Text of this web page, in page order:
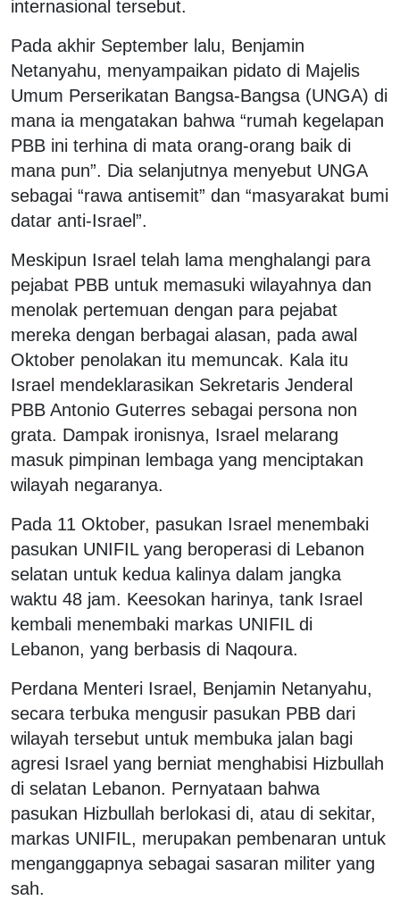
internasional tersebut.
Pada akhir September lalu, Benjamin
Netanyahu, menyampaikan pidato di Majelis
Umum Perserikatan Bangsa-Bangsa (UNGA) di
mana ia mengatakan bahwa “rumah kegelapan
PBB ini terhina di mata orang-orang baik di
mana pun”. Dia selanjutnya menyebut UNGA
sebagai “rawa antisemit” dan “masyarakat bumi
datar anti-Israel”.
Meskipun Israel telah lama menghalangi para
pejabat PBB untuk memasuki wilayahnya dan
menolak pertemuan dengan para pejabat
mereka dengan berbagai alasan, pada awal
Oktober penolakan itu memuncak. Kala itu
Israel mendeklarasikan Sekretaris Jenderal
PBB Antonio Guterres sebagai persona non
grata. Dampak ironisnya, Israel melarang
masuk pimpinan lembaga yang menciptakan
wilayah negaranya.
Pada 11 Oktober, pasukan Israel menembaki
pasukan UNIFIL yang beroperasi di Lebanon
selatan untuk kedua kalinya dalam jangka
waktu 48 jam. Keesokan harinya, tank Israel
kembali menembaki markas UNIFIL di
Lebanon, yang berbasis di Naqoura.
Perdana Menteri Israel, Benjamin Netanyahu,
secara terbuka mengusir pasukan PBB dari
wilayah tersebut untuk membuka jalan bagi
agresi Israel yang berniat menghabisi Hizbullah
di selatan Lebanon. Pernyataan bahwa
pasukan Hizbullah berlokasi di, atau di sekitar,
markas UNIFIL, merupakan pembenaran untuk
menganggapnya sebagai sasaran militer yang
sah.